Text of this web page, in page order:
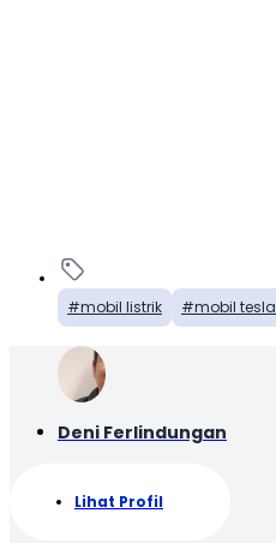
mobil listrik mobil tesla
Deni Ferlindungan
Lihat Profil